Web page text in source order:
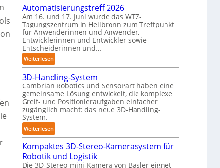
o
b
o
t
n
d
i
g
e
P
o
l
y
m
e
r
l
a
g
e
r
f
Automatisierungstreff 2026
Am 16. und 17. Juni wurde das WTZ-
Tagungszentrum in Heilbronn zum Treffpunkt
für Anwenderinnen und Anwender,
Entwicklerinnen und Entwickler sowie
Entscheiderinnen und…
Weiterlesen:
A
u
t
o
m
a
t
i
s
i
e
3D-Handling-System
Cambrian Robotics und SensoPart haben eine
gemeinsame Lösung entwickelt, die komplexe
Greif- und Positionieraufgaben einfacher
zugänglich macht: das neue 3D-Handling-
System.
Weiterlesen:
3
D
-
H
Kompaktes 3D-Stereo-Kamerasystem für
Robotik und Logistik
Die 3D-Stereo-mini-Kamera von Basler eignet